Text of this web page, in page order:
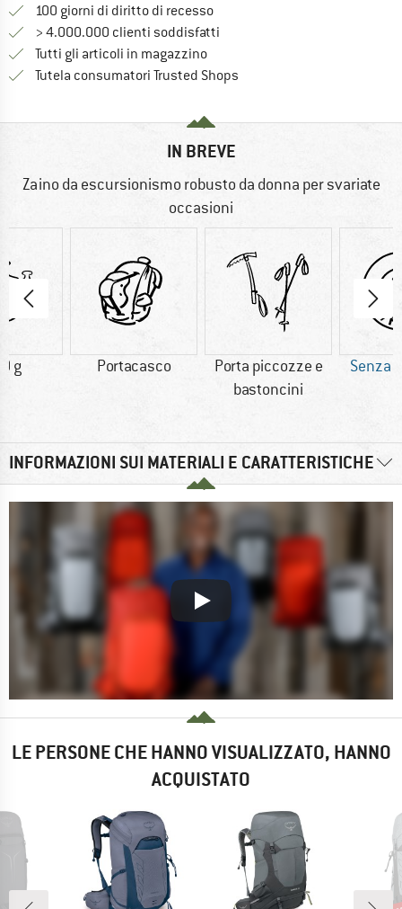
100 giorni di diritto di recessoVai alla politica di recesso qui
> 4.000.000 clienti soddisfatti
Tutti gli articoli in magazzino
Tutela consumatori Trusted Shops
IN BREVE
Zaino da escursionismo robusto da donna per svariate
occasioni
g Portacasco
Porta piccozze e
bastoncini
Senza
INFORMAZIONI SUI MATERIALI E CARATTERISTICHE
LE PERSONE CHE HANNO VISUALIZZATO, HANNO
ACQUISTATO